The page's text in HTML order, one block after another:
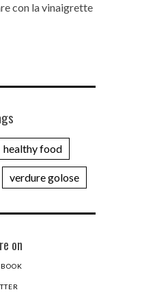
con la vinaigrette
healthy food
verdure golose
on